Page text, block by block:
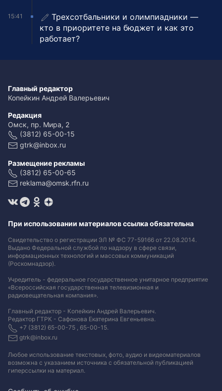
15:41
Трехсотбальники и олимпиадники —
кто в приоритете на бюджет и как это
работает?
Главный редактор
Копейкин Андрей Валерьевич
Редакция
Омск, пр. Мира, 2
(3812) 65-00-15
gtrk@inbox.ru
Размещение рекламы
(3812) 65-00-65
reklama@omsk.rfn.ru
При использовании материалов ссылка обязательна
Свидетельство о регистрации ЭЛ № ФС 77-59166 от 22.08.2014.
Выдано Федеральной службой по надзору в сфере связи,
информационных технологий и массовых коммуникаций
(Роскомнадзор).
Учредитель - федеральное государственное унитарное предприятие
«Всероссийская государственная телевизионная и
радиовещательная компания».
Главный редактор - Копейкин Андрей Валерьевич.
Редактор ГТРК - Сафонова Екатерина Евгеньевна.
+7 (3812) 65-00-75 , 65-00-15.
gtrk@inbox.ru
Любое использование текстовых, фото, аудио и видеоматериалов
возможна с указанием источника с обязательной публикацией
гиперссылки на материал.